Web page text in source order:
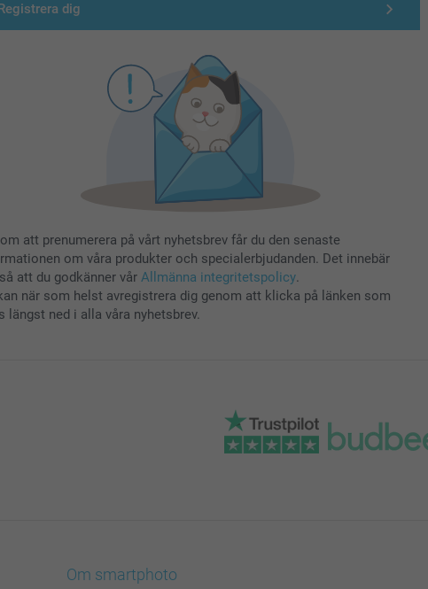
dig
att prenumerera på vårt nyhetsbrev får du den senaste
om våra produkter och specialerbjudanden. Det innebär
att du godkänner vår Allmänna integritetspolicy.
när som helst avregistrera dig genom att klicka på länken som
längst ned i alla våra nyhetsbrev.
Om smartphoto